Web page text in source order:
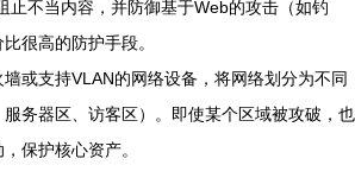
止不当内容，并防御基于Web的攻击（如钓
很高的防护手段。
墙或支持VLAN的网络设备，将网络划分为不同
务器区、访客区）。即使某个区域被攻破，也
保护核心资产。